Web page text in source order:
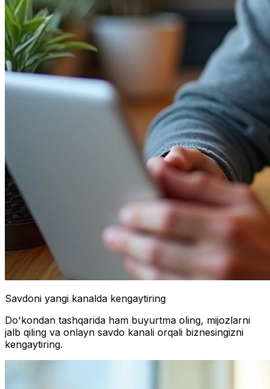
Savdoni yangi kanalda kengaytiring
Do'kondan tashqarida ham buyurtma oling, mijozlarni
jalb qiling va onlayn savdo kanali orqali biznesingizni
kengaytiring.